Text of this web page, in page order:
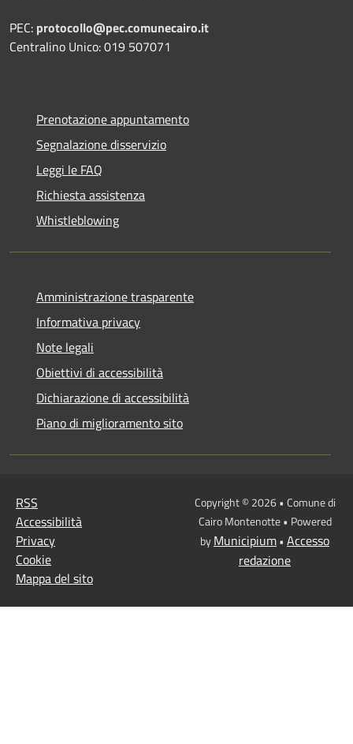
PEC: protocollo@pec.comunecairo.it
Centralino Unico: 019 507071
Prenotazione appuntamento
Segnalazione disservizio
Leggi le FAQ
Richiesta assistenza
Whistleblowing
Amministrazione trasparente
Informativa privacy
Note legali
Obiettivi di accessibilità
Dichiarazione di accessibilità
Piano di miglioramento sito
RSS
Accessibilità
Privacy
Cookie
Mappa del sito
Copyright © 2026 • Comune di
Cairo Montenotte • Powered
byMunicipium• Accesso
redazione